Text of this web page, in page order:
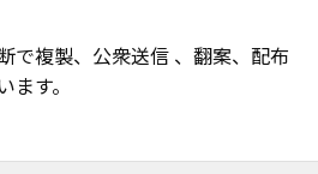
で複製、公衆送信 、翻案、配布
す。